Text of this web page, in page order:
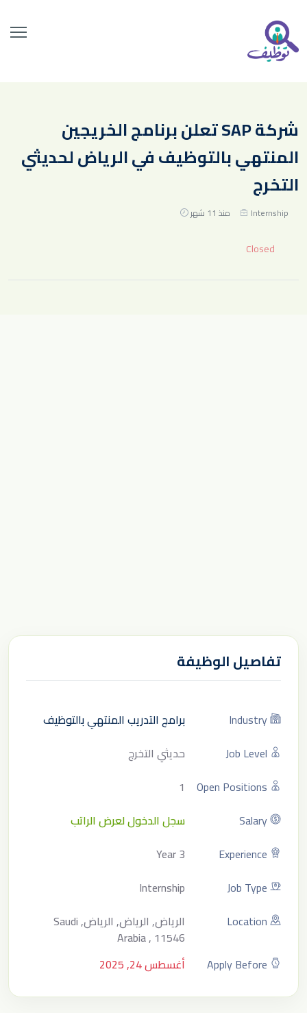
شركة SAP تعلن برنامج الخريجين
المنتهي بالتوظيف في الرياض لحديثي
التخرج
Internship منذ 11 شهر
Closed
تفاصيل الوظيفة
Industry
برامج التدريب المنتهي بالتوظيف
Job Level
حديثي التخرج
Open Positions
1
Salary
سجل الدخول لعرض الراتب
Experience
3 Year
Job Type
Internship
Location
الرياض, الرياض, الرياض, Saudi
Arabia , 11546
Apply Before
أغسطس 24, 2025